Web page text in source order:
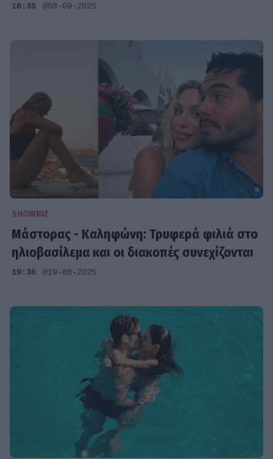
10:35 @03-09-2025
SHOWBIZ
Μάστορας - Καληφώνη: Τρυφερά φιλιά στο
ηλιοβασίλεμα και οι διακοπές συνεχίζονται
19:36 @19-08-2025